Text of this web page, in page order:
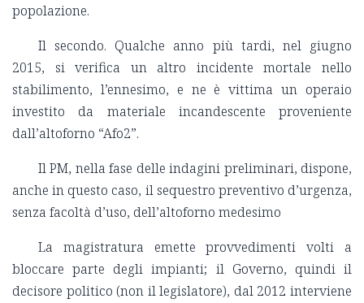
popolazione.
Il secondo. Qualche anno più tardi, nel giugno
2015, si verifica un altro incidente mortale nello
stabilimento, l’ennesimo, e ne è vittima un operaio
investito da materiale incandescente proveniente
dall’altoforno “Afo2”.
Il PM, nella fase delle indagini preliminari, dispone,
anche in questo caso, il sequestro preventivo d’urgenza,
senza facoltà d’uso, dell’altoforno medesimo
La magistratura emette provvedimenti volti a
bloccare parte degli impianti; il Governo, quindi il
decisore politico (non il legislatore), dal 2012 interviene